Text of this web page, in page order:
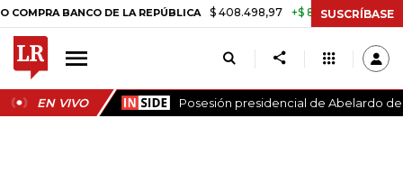
BANCO DE LA REPÚBLICA $ 408.498,97 +$ 8.753,81 +2,19% TASA
SUSCRÍBASE
EN VIVO Posesión presidencial de Abelardo de